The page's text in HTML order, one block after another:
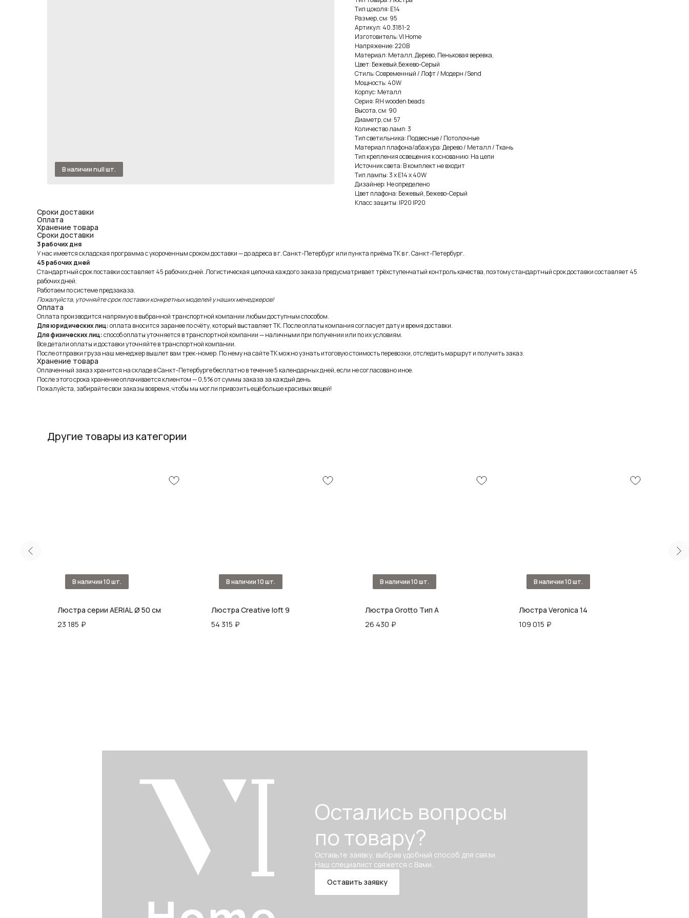
Тип цоколя: E14
Размер, см: 95
Артикул: 40.3181-2
Изготовитель: VI Home
Напряжение: 220В
Материал: Металл, Дерево, Пеньковая веревка,
Цвет: Бежевый,Бежево-Серый
Стиль: Современный / Лофт / Модерн /Send
Мощность: 40W
Корпус: Металл
Серия: RH wooden beads
Высота, см: 90
Диаметр, см: 57
Количество ламп: 3
Тип светильника: Подвесные / Потолочные
Материал плафона/абажура: Дерево / Металл / Ткань
Тип крепления освещения к основанию: На цепи
Источник света: В комплект не входит
Тип лампы: 3 x E14 x 40W
Дизайнер: Не определено
Цвет плафона: Бежевый, Бежево-Серый
Класс защиты: IP20 IP20
Сроки доставки
Оплата
Хранение товара
Сроки доставки
3 рабочих дня
У нас имеется складская программа с укороченным сроком доставки — до адреса в г. Санкт-Петербург или пункта приёма ТК в г. Санкт-Петербург.
45 рабочих дней
Стандартный срок поставки составляет 45 рабочих дней. Логистическая цепочка каждого заказа предусматривает трёхступенчатый контроль качества, поэтому стандартный срок доставки составляет 45
рабочих дней.
Работаем по системе предзаказа.
Пожалуйста, уточняйте срок поставки конкретных моделей у наших менеджеров!
Оплата
Оплата производится напрямую в выбранной транспортной компании любым доступным способом.
Для юридических лиц:оплата вносится заранее по счёту, который выставляет ТК. После оплаты компания согласует дату и время доставки.
Для физических лиц:способ оплаты уточняется в транспортной компании — наличными при получении или по их условиям.
Все детали оплаты и доставки уточняйте в транспортной компании.
После отправки груза наш менеджер вышлет вам трек-номер. По нему на сайте ТК можно узнать итоговую стоимость перевозки, отследить маршрут и получить заказ.
Хранение товара
Оплаченный заказ хранится на складе в Санкт-Петербурге бесплатно в течение 5 календарных дней, если не согласовано иное.
После этого срока хранение оплачивается клиентом — 0,5% от суммы заказа за каждый день.
Пожалуйста, забирайте свои заказы вовремя, чтобы мы могли привозить ещё больше красивых вещей!
Другие товары из категории
Люстра серии AERIAL Ø 50 см
23 185 ₽
Люстра Creative loft 9
54 315 ₽
Люстра Grotto Тип А
26 430 ₽
Люстра Veronica 14
109 015 ₽
Остались вопросы
по товару?
Оставьте заявку, выбрав удобный способ для связи.
Наш специалист свяжется с Вами.
Оставить заявку